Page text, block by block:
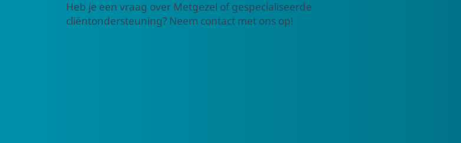
Heb je een vraag over Metgezel of gespecialiseerde
cliëntondersteuning? Neem contact met ons op!